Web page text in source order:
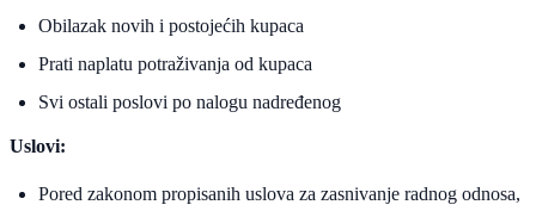
Obilazak novih i postojećih kupaca
Prati naplatu potraživanja od kupaca
Svi ostali poslovi po nalogu nadređenog
Uslovi:
Pored zakonom propisanih uslova za zasnivanje radnog odnosa,